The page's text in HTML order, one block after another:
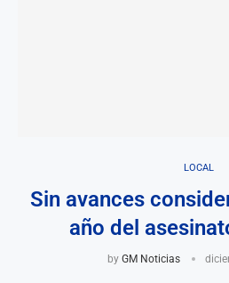
LOCAL
Sin avances
año del
by GM Noticias